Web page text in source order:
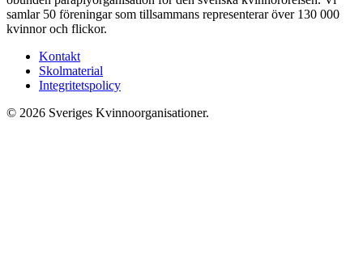
samlar 50 föreningar som tillsammans representerar över 130 000
kvinnor och flickor.
Kontakt
Skolmaterial
Integritetspolicy
© 2026 Sveriges Kvinnoorganisationer.